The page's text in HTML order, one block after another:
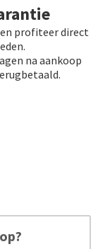
profiteer direct
na aankoop